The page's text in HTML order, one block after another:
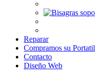
Reparar
Compramos su Portatil
Contacto
Diseño Web